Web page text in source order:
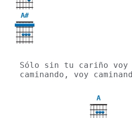
A#
Sólo sin tu cariño voy
caminando, voy caminand
A
X